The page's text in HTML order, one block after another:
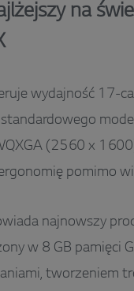
na
wydajność 17-
(2560 x
pomimo
najnowszy
w 8 GB pamięci
tworzeniem